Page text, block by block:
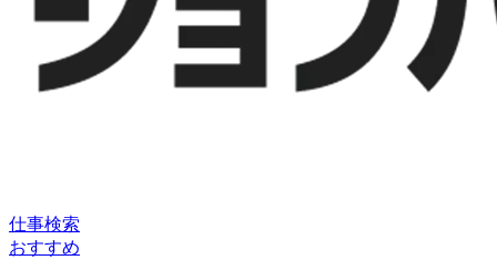
仕事検索
おすすめ